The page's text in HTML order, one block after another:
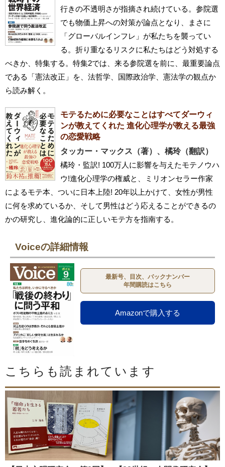
行きの不透明さが指摘され続けている。参院選
でも物価上昇への対策が論点となり、まさに
「グローバルインフレ」が私たちを襲ってい
る。折り重なるリスクに私たちはどう対処する
べきか、特集する。特集2では、来る参院選を前に、最重要論点
である「憲法改正」を、法哲学、国際政治学、憲法学の観点か
ら読み解く。
モテるために必要なことはすべてダーウィ
ンが教えてくれた 進化心理学が教える最強
の恋愛戦略
タッカー・マックス（著）、橘玲（翻訳）
橘玲・監訳! 100万人に影響を与えたモテノウハ
ウ!進化心理学の権威と、ミリオンセラー作家
によるモテ本、ついに日本上陸! 20年以上かけて、女性が男性
に何を求めているか、そして男性はどう応えることができるの
かの研究し、進化論的に正しいモテ方を指南する。
Voiceの詳細情報
最新号、目次、バックナンバー
年間購読はこちら
Amazonで購入する
こちらも読まれています